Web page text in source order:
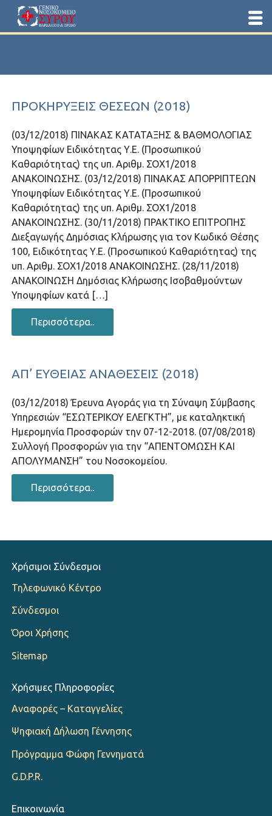
ΠΡΟΚΗΡΎΞΕΙΣ ΘΈΣΕΩΝ (2018)
(03/12/2018) ΠΙΝΑΚΑΣ ΚΑΤΑΤΑΞΗΣ & ΒΑΘΜΟΛΟΓΙΑΣ
Υποψηφίων Ειδικότητας Υ.Ε. (Προσωπικού
Καθαριότητας) της υπ. Αριθμ. ΣΟΧ1/2018
ΑΝΑΚΟΙΝΩΣΗΣ. (03/12/2018) ΠΙΝΑΚΑΣ ΑΠΟΡΡΙΠΤΕΩΝ
Υποψηφίων Ειδικότητας Υ.Ε. (Προσωπικού
Καθαριότητας) της υπ. Αριθμ. ΣΟΧ1/2018
ΑΝΑΚΟΙΝΩΣΗΣ. (30/11/2018) ΠΡΑΚΤΙΚΟ ΕΠΙΤΡΟΠΗΣ
Διεξαγωγής Δημόσιας Κλήρωσης για τον Κωδικό Θέσης
100, Ειδικότητας Υ.Ε. (Προσωπικού Καθαριότητας) της
υπ. Αριθμ. ΣΟΧ1/2018 ΑΝΑΚΟΙΝΩΣΗΣ. (28/11/2018)
ΑΝΑΚΟΙΝΩΣΗ Δημόσιας Κλήρωσης Ισοβαθμούντων
Υποψηφίων κατά […]
Περισσότερα..
ΑΠ’ ΕΥΘΕΊΑΣ ΑΝΑΘΈΣΕΙΣ (2018)
(03/12/2018) Έρευνα Αγοράς για τη Σύναψη Σύμβασης
Υπηρεσιών “ΕΣΩΤΕΡΙΚΟΥ ΕΛΕΓΚΤΗ”, με καταληκτική
Ημερομηνία Προσφορών την 07-12-2018. (07/08/2018)
Συλλογή Προσφορών για την “ΑΠΕΝΤΟΜΩΣΗ ΚΑΙ
ΑΠΟΛΥΜΑΝΣΗ” του Νοσοκομείου.
Περισσότερα..
Χρήσιμοι Σύνδεσμοι
Τηλεφωνικό Κέντρο
Σύνδεσμοι
Όροι Χρήσης
Sitemap
Χρήσιμες Πληροφορίες
Αναφορές – Καταγγελίες
Ψηφιακή Δήλωση Γέννησης
Πρόγραμμα Φώφη Γεννηματά
G.D.P.R.
Επικοινωνία